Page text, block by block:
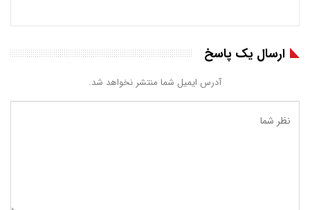
ارسال یک پاسخ
آدرس ایمیل شما منتشر نخواهد شد.